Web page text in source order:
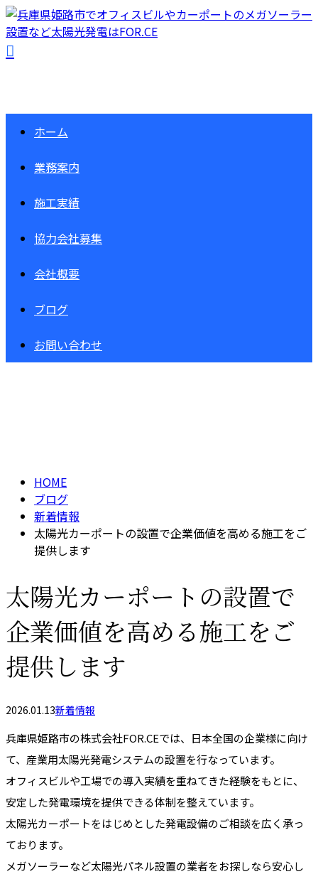
ホーム
業務案内
施工実績
協力会社募集
会社概要
ブログ
お問い合わせ
HOME
ブログ
新着情報
太陽光カーポートの設置で企業価値を高める施工をご
提供します
太陽光カーポートの設置で
企業価値を高める施工をご
提供します
2026.01.13新着情報
兵庫県姫路市の株式会社FOR.CEでは、日本全国の企業様に向け
て、産業用太陽光発電システムの設置を行なっています。
オフィスビルや工場での導入実績を重ねてきた経験をもとに、
安定した発電環境を提供できる体制を整えています。
太陽光カーポートをはじめとした発電設備のご相談を広く承っ
ております。
メガソーラーなど太陽光パネル設置の業者をお探しなら安心し